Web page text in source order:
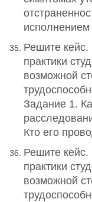
Решите
практики
возможной
Задание 1.
Кто его
Решите
практики
возможной